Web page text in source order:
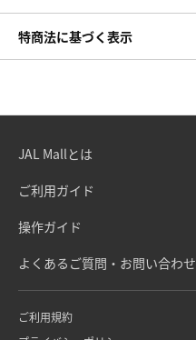
特商法に基づく表示
JAL Mallとは
ご利用ガイド
操作ガイド
よくあるご質問・お問い合わせ
ご利用規約